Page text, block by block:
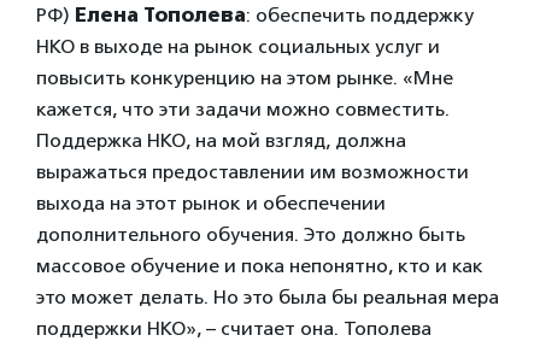
РФ) Елена Тополева: обеспечить поддержку
НКО в выходе на рынок социальных услуг и
повысить конкуренцию на этом рынке. «Мне
кажется, что эти задачи можно совместить.
Поддержка НКО, на мой взгляд, должна
выражаться предоставлении им возможности
выхода на этот рынок и обеспечении
дополнительного обучения. Это должно быть
массовое обучение и пока непонятно, кто и как
это может делать. Но это была бы реальная мера
поддержки НКО», – считает она. Тополева